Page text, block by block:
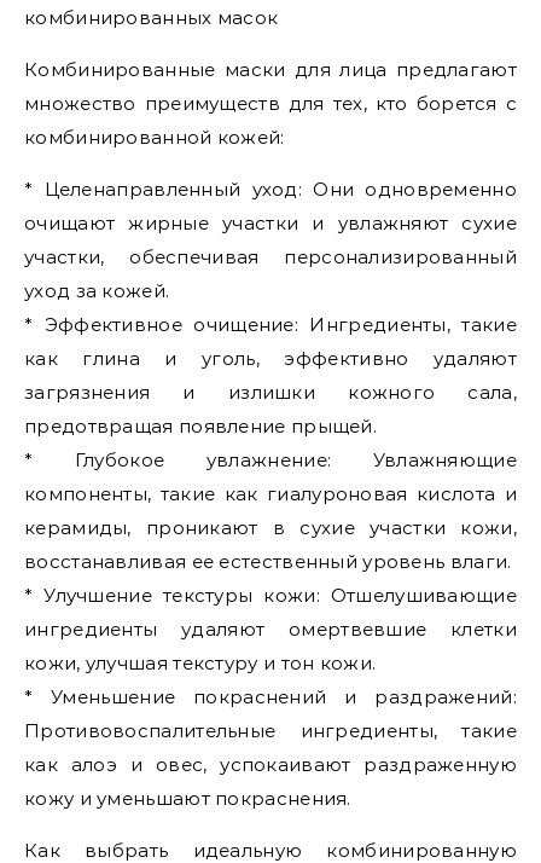
комбинированных масок
Комбинированные маски для лица предлагают
множество преимуществ для тех, кто борется с
комбинированной кожей:
* Целенаправленный уход: Они одновременно
очищают жирные участки и увлажняют сухие
участки, обеспечивая персонализированный
уход за кожей.
* Эффективное очищение: Ингредиенты, такие
как глина и уголь, эффективно удаляют
загрязнения и излишки кожного сала,
предотвращая появление прыщей.
* Глубокое увлажнение: Увлажняющие
компоненты, такие как гиалуроновая кислота и
керамиды, проникают в сухие участки кожи,
восстанавливая ее естественный уровень влаги.
* Улучшение текстуры кожи: Отшелушивающие
ингредиенты удаляют омертвевшие клетки
кожи, улучшая текстуру и тон кожи.
* Уменьшение покраснений и раздражений:
Противовоспалительные ингредиенты, такие
как алоэ и овес, успокаивают раздраженную
кожу и уменьшают покраснения.
Как выбрать идеальную комбинированную